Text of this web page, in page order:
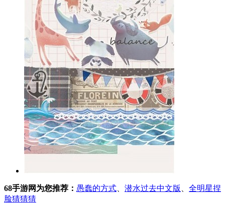
68手游网为您推荐： 愚蠢的方式 潜水过去中文版
全明星捏
脸猜猜猜